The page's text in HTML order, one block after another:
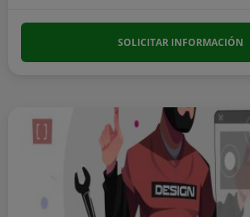
SOLICITAR INFORMACIÓN